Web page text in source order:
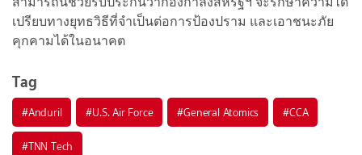
เปรียบทางยุทธวิธีที่จำเป็นต่อการป้องปราม และเอาชนะภัย
คุกคามได้ในอนาคต
Tag
#Anduril #U.S. Air Force #General Atomics #CCA
#TNN Tech